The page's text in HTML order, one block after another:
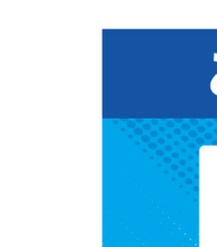
伊勢原
上尾
（上尾市）
千葉